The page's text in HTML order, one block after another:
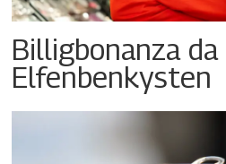
Billigbonanza
Elfenbenkysten